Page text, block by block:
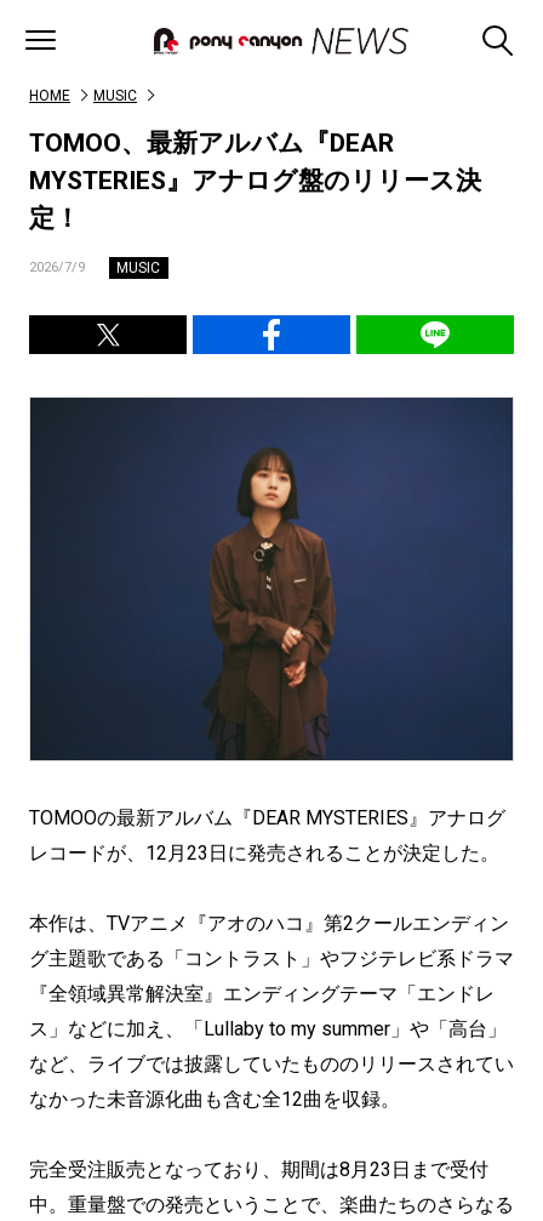
HOME MUSIC
TOMOO、最新アルバム『DEAR
MYSTERIES』アナログ盤のリリース決
定！
2026/7/9 MUSIC
TOMOOの最新アルバム『DEAR MYSTERIES』アナログ
レコードが、12月23日に発売されることが決定した。
本作は、TVアニメ『アオのハコ』第2クールエンディン
グ主題歌である「コントラスト」やフジテレビ系ドラマ
『全領域異常解決室』エンディングテーマ「エンドレ
ス」などに加え、「Lullaby to my summer」や「高台」
など、ライブでは披露していたもののリリースされてい
なかった未音源化曲も含む全12曲を収録。
完全受注販売となっており、期間は8月23日まで受付
中。重量盤での発売ということで、楽曲たちのさらなる